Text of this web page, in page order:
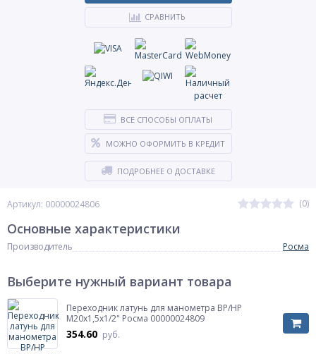
Артикул: 00000024806 (0)
СРАВНИТЬ
ВСЕ СПОСОБЫ ОПЛАТЫ
МОЖНО ОФОРМИТЬ В КРЕДИТ
ПОДРОБНЕЕ О ДОСТАВКЕ
Основные характеристики
Производитель Росма
Выберите нужный вариант товара
Переходник латунь для манометра ВР/НР
М20х1,5х1/2" Росма 00000024809
354.60 руб.